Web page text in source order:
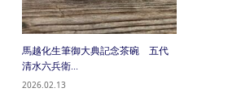
馬越化生筆御大典記念茶碗 五代
清水六兵衛...
2026.02.13